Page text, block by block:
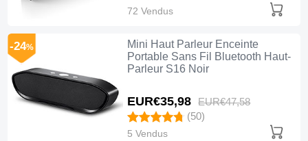
72 Vendus
Mini Haut Parleur Enceinte
Portable Sans Fil Bluetooth Haut-
Parleur S16 Noir
EUR€35,98 EUR€47,58
-24%
(50)
5 Vendus